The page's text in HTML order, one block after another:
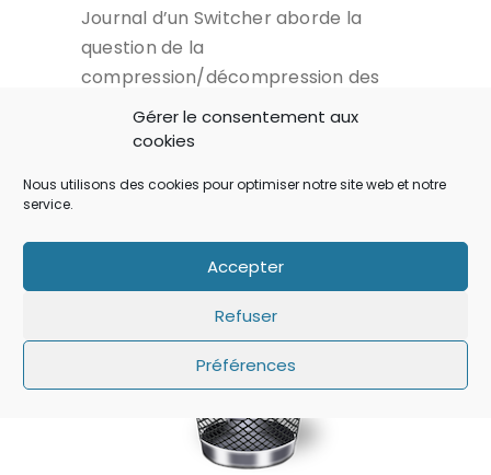
Gérer le consentement aux
cookies
Nous utilisons des cookies pour optimiser notre site web et notre
service.
Accepter
Refuser
Préférences
Journal d’un Switcher aborde la
question de la
compression/décompression des
fichiers dans le format RAR pour
essayer de copier les fonctionnalités